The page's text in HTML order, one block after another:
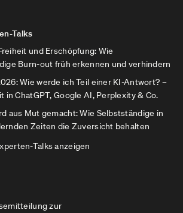
Talks
und Erschöpfung: Wie
Burn-out früh erkennen und verhindern
Wie werde ich Teil einer KI-Antwort? –
in ChatGPT, Google AI, Perplexity & Co.
aus Mut gemacht: Wie Selbstständige in
Zeiten die Zuversicht behalten
Talks anzeigen
zur